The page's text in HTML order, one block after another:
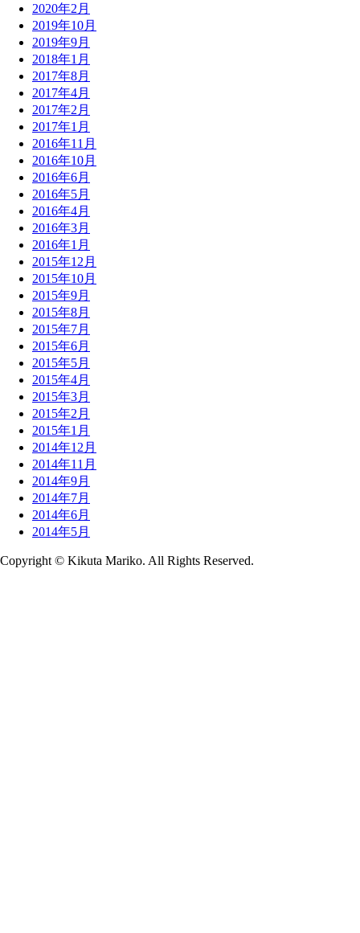
2020年2月
2019年10月
2019年9月
2018年1月
2017年8月
2017年4月
2017年2月
2017年1月
2016年11月
2016年10月
2016年6月
2016年5月
2016年4月
2016年3月
2016年1月
2015年12月
2015年10月
2015年9月
2015年8月
2015年7月
2015年6月
2015年5月
2015年4月
2015年3月
2015年2月
2015年1月
2014年12月
2014年11月
2014年9月
2014年7月
2014年6月
2014年5月
Copyright © Kikuta Mariko. All Rights Reserved.